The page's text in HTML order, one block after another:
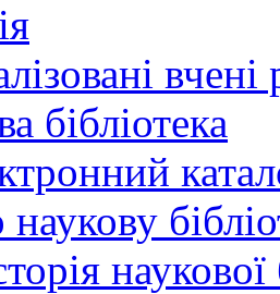
вчені
бібліотека